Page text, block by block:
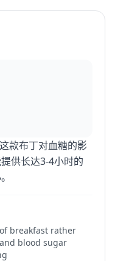
款布丁对血糖的影
供长达3-4小时的
breakfast rather
blood sugar